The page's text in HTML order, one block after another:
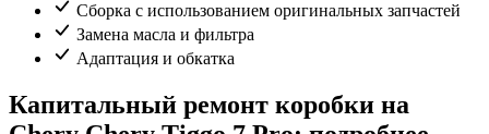
Сборка с использованием оригинальных запчастей
Замена масла и фильтра
Адаптация и обкатка
Капитальный ремонт коробки на